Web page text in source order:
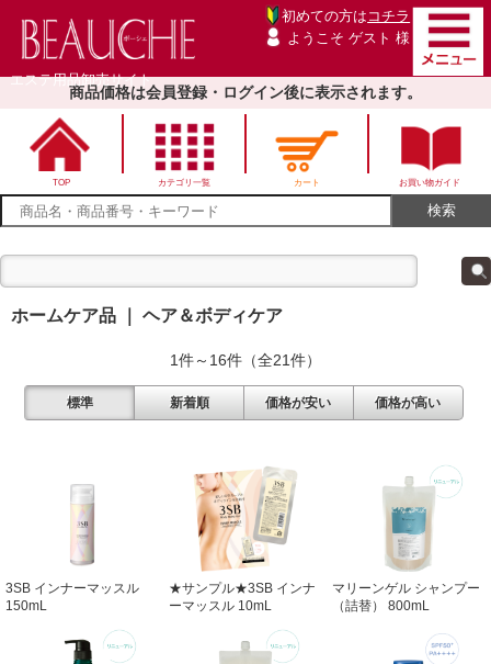
エステ用品卸売サイト
初めての方は コチラ
ようこそ ゲスト 様
商品価格は会員登録・ログイン後に表示されます。
TOP カテゴリ一覧 カート お買い物ガイド
ホームケア品 ｜ ヘア＆ボディケア
1件～16件（全21件）
標準 新着順 価格が安い 価格が高い
3SB インナーマッスル
150mL
★サンプル★3SB インナ
ーマッスル 10mL
マリーンゲル シャンプー
（詰替） 800mL